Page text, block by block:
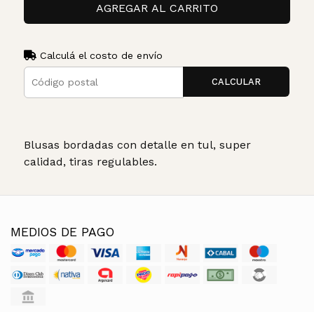
AGREGAR AL CARRITO
Calculá el costo de envío
CALCULAR
Blusas bordadas con detalle en tul, super
calidad, tiras regulables.
MEDIOS DE PAGO